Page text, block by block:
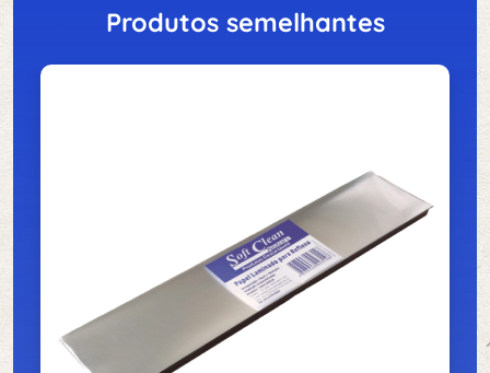
Produtos semelhantes